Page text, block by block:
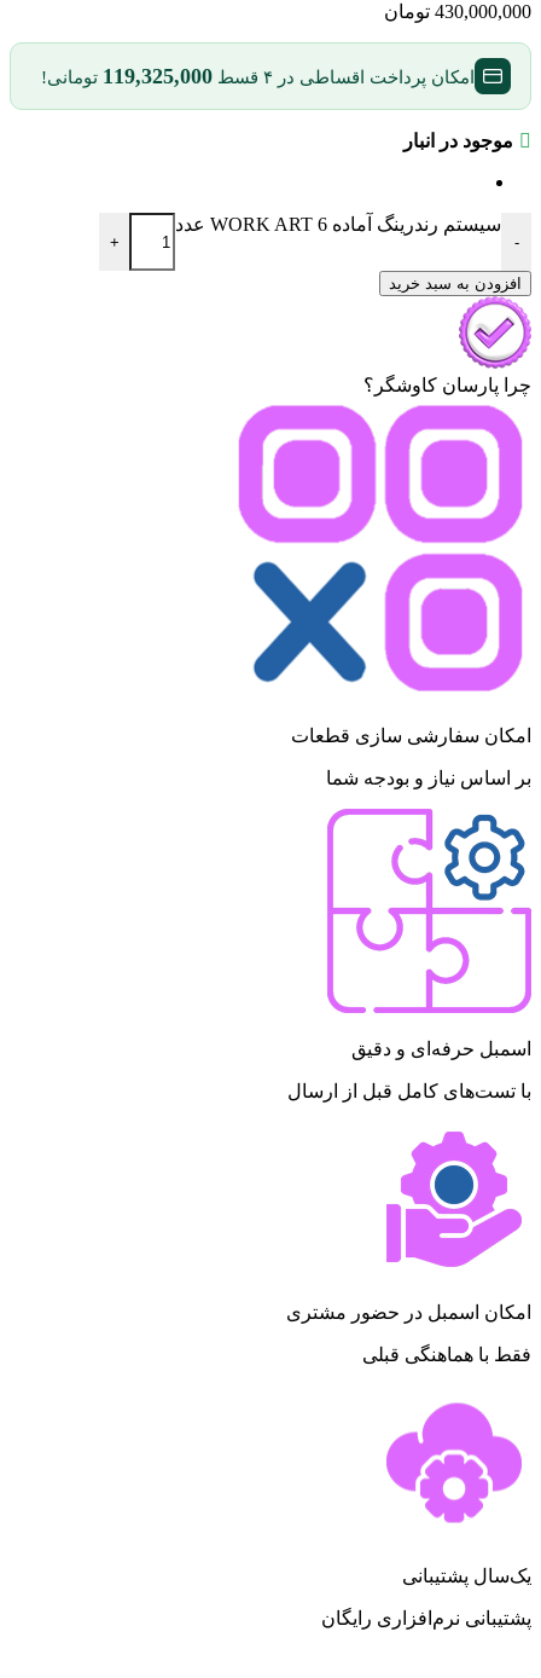
430,000,000 تومان
امکان پرداخت اقساطی در ۴ قسط 119,325,000 تومانی!
موجود در انبار
-
سیستم رندرینگ آماده WORK ART 6 عدد
+
افزودن به سبد خرید
چرا پارسان کاوشگر؟
امکان سفارشی سازی قطعات
بر اساس نیاز و بودجه شما
اسمبل حرفه‌ای و دقیق
با تست‌های کامل قبل از ارسال
امکان اسمبل در حضور مشتری
فقط با هماهنگی قبلی
یک‌سال پشتیبانی
پشتیبانی نرم‌افزاری رایگان